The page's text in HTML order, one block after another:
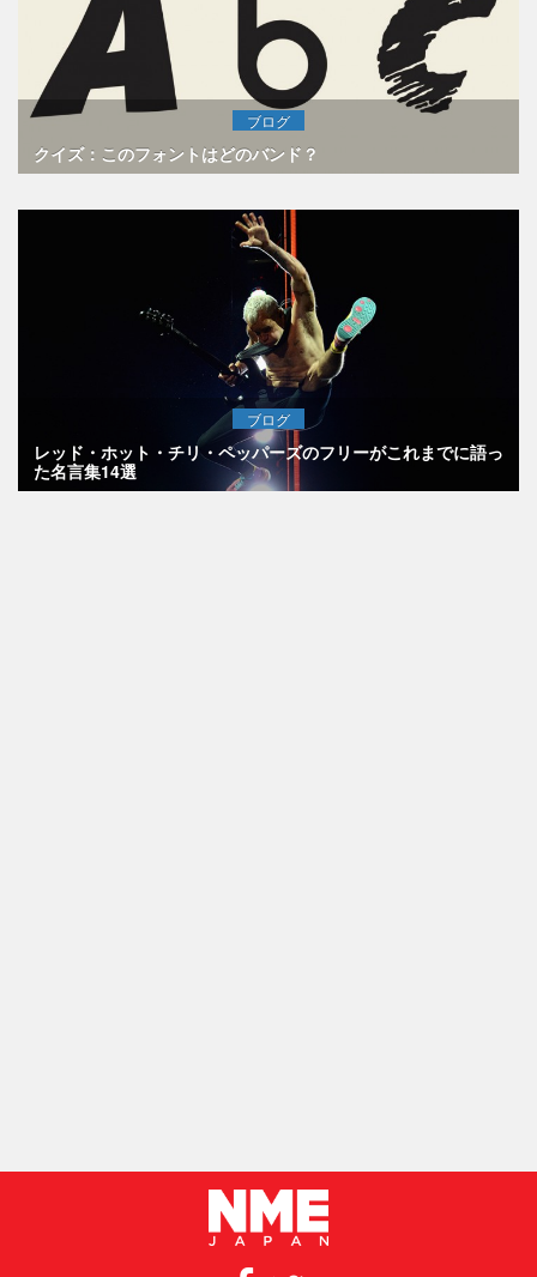
ブログ
クイズ：このフォントはどのバンド？
ブログ
レッド・ホット・チリ・ペッパーズのフリーがこれまでに語っ
た名言集14選